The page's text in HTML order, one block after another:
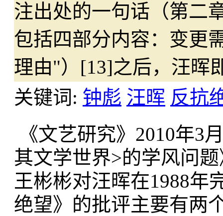
注出处的一句话（第二
包括四部分内容：变更
理由"）[13]之后，汪晖
关键词: 钟彪 汪晖 反抗
《文艺研究》2010年3
其文学世界>的学风问
王彬彬对汪晖在1988年
绝望》的批评主要有两